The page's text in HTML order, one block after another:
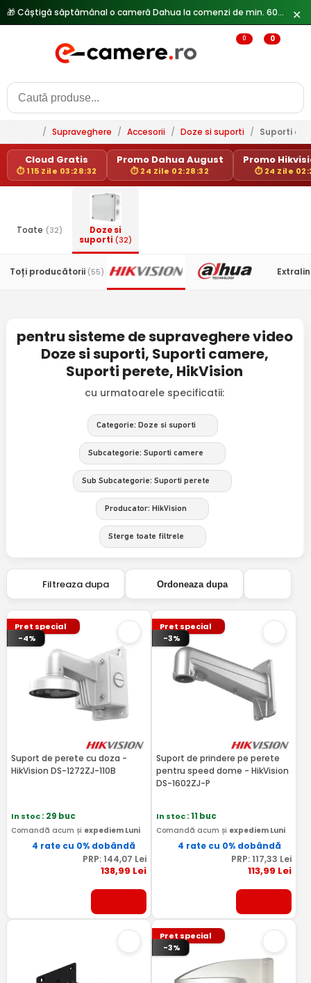
✕
0 0
/ Supraveghere / Accesorii / Doze si suporti / Suporti
Cloud Gratis
⏱ 115 Zile 03:28:32
Promo Dahua August
⏱ 24 Zile 02:28:32
Promo
⏱ 24 Zile
Toate (32)
Doze si
suporti (32)
Toți producătorii (55)
pentru sisteme de supraveghere video
Doze si suporti, Suporti camere,
Suporti perete, HikVision
cu urmatoarele specificatii:
Categorie: Doze si suporti
Subcategorie: Suporti camere
Sub Subcategorie: Suporti perete
Producator: HikVision
Sterge toate filtrele
Filtreaza dupa Ordoneaza dupa
Pret special
-4%
Suport de perete cu doza -
HikVision DS-1272ZJ-110B
In stoc: 29 buc
Comandă acum și expediem Luni
4 rate cu 0% dobândă
PRP: 144,07 Lei
138,99 Lei
Pret special
-3%
Suport de prindere pe perete
pentru speed dome - HikVision
DS-1602ZJ-P
In stoc: 11 buc
Comandă acum și expediem Luni
4 rate cu 0% dobândă
PRP: 117,33 Lei
113,99 Lei
Pret special
-3%